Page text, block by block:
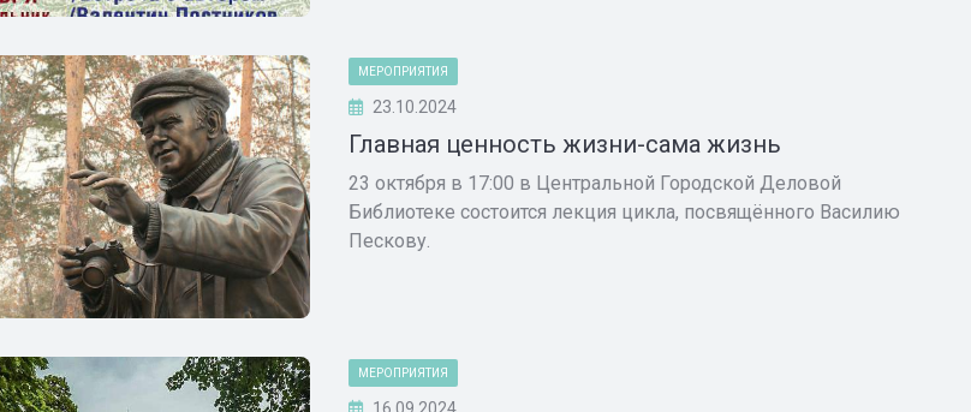
МЕРОПРИЯТИЯ
23.10.2024
Главная ценность жизни-сама жизнь
23 октября в 17:00 в Центральной Городской Деловой
Библиотеке состоится лекция цикла, посвящённого Василию
Пескову.
МЕРОПРИЯТИЯ
16.09.2024